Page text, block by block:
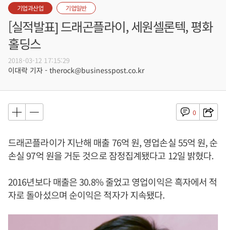
기업과산업 기업일반
[실적발표] 드래곤플라이, 세원셀론텍, 평화
홀딩스
2018-03-12 17:15:29
이대락 기자 - therock@businesspost.co.kr
0
드래곤플라이가 지난해 매출 76억 원, 영업손실 55억 원, 순
손실 97억 원을 거둔 것으로 잠정집계됐다고 12일 밝혔다.
2016년보다 매출은 30.8% 줄었고 영업이익은 흑자에서 적
자로 돌아섰으며 순이익은 적자가 지속됐다.